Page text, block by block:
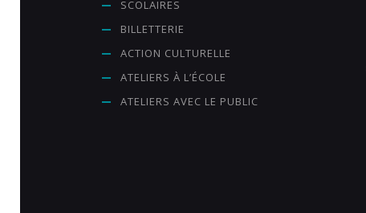
e
n
t
e
SCOLAIRES
BILLETTERIE
ACTION CULTURELLE
ATELIERS À L’ÉCOLE
ATELIERS AVEC LE PUBLIC